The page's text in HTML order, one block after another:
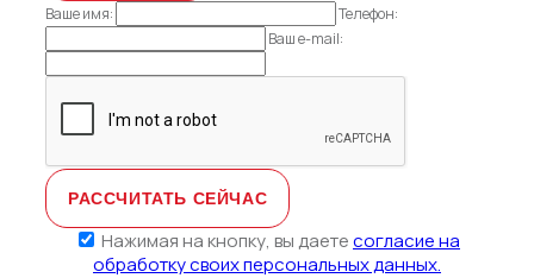
Ваше имя:
Телефон:
Ваш e-mail:
Нажимая на кнопку, вы даетесогласие на
обработку своих персональных данных.